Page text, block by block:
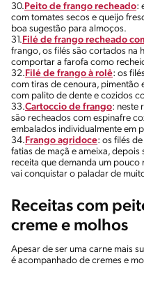
30. Peito de frango recheado:
com tomates secos e queijo
boa sugestão para almoços.
31. Filé de frango recheado
frango, os filés são cortados na
comportar a farofa como
32. Filé de frango à rolê: os
com tiras de cenoura, pimentão
com palito de dente e cozidos
33.Cartoccio de frango: neste
são recheados com espinafre
embalados individualmente em
34. Frango agridoce: os filés
fatias de maçã e ameixa,
receita que demanda um pouco
vai conquistar o paladar de
Receitas com
creme e molhos
Apesar de ser uma carne mais
é acompanhado de cremes e